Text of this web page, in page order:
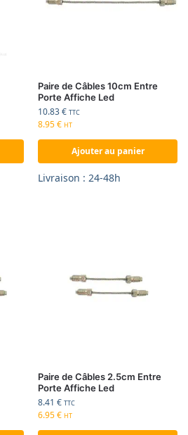
Paire de Câbles 10cm Entre
Porte Affiche Led
10.83€ TTC
8.95€ HT
Ajouter au panier
Livraison : 24-48h
Paire de Câbles 2.5cm Entre
Porte Affiche Led
8.41 € TTC
6.95€ HT